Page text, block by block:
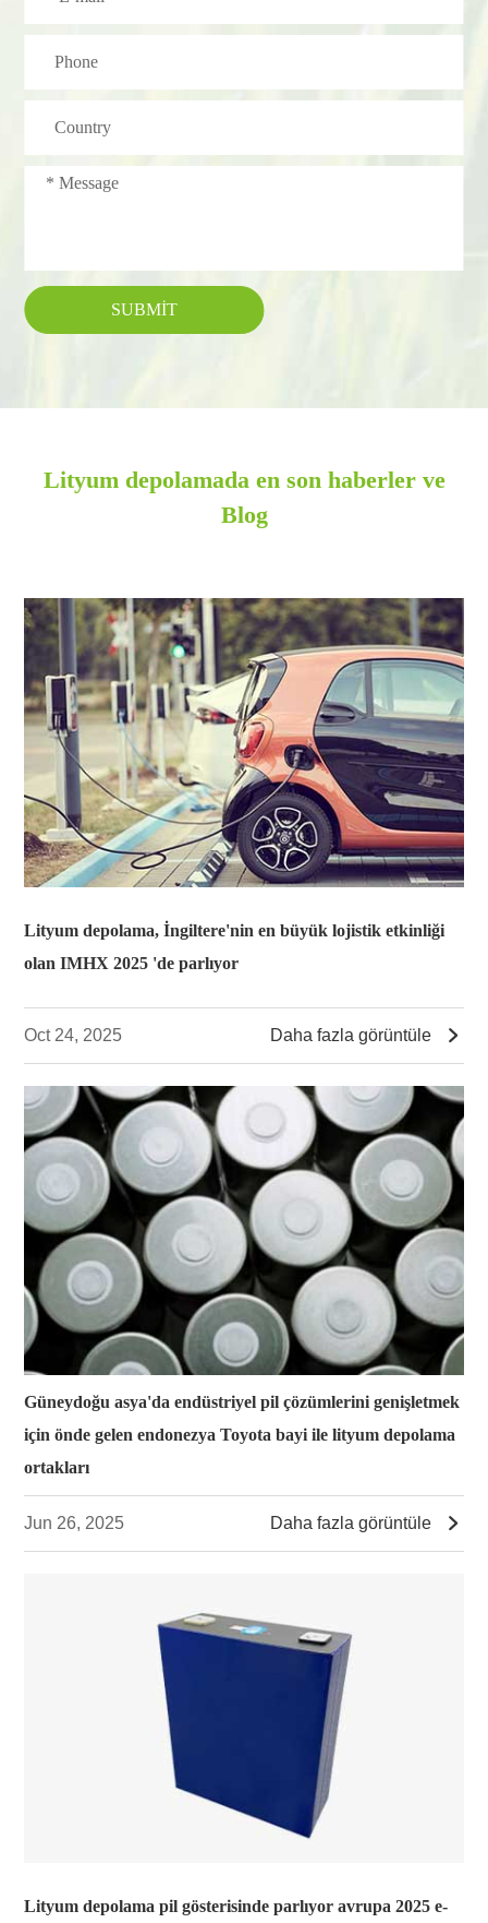
SUBMIT
Lityum depolamada en son haberler ve
Blog
Lityum depolama, İngiltere'nin en büyük lojistik etkinliği
olan IMHX 2025 'de parlıyor
Oct 24, 2025 Daha fazla görüntüle 
Güneydoğu asya'da endüstriyel pil çözümlerini genişletmek
için önde gelen endonezya Toyota bayi ile lityum depolama
ortakları
Jun 26, 2025 Daha fazla görüntüle 
Lityum depolama pil gösterisinde parlıyor avrupa 2025 e-